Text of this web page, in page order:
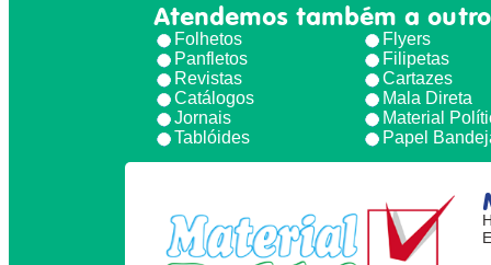
Atendemos também a
Folhetos
Panfletos
Revistas
Catálogos
Jornais
Tablóides
Flyers
Filipetas
Cartazes
Mala Direta
Material
Papel